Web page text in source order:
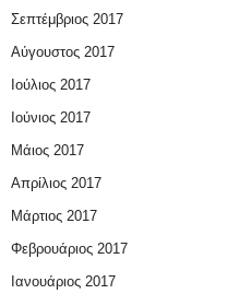
Σεπτέμβριος 2017
Αύγουστος 2017
Ιούλιος 2017
Ιούνιος 2017
Μάιος 2017
Απρίλιος 2017
Μάρτιος 2017
Φεβρουάριος 2017
Ιανουάριος 2017